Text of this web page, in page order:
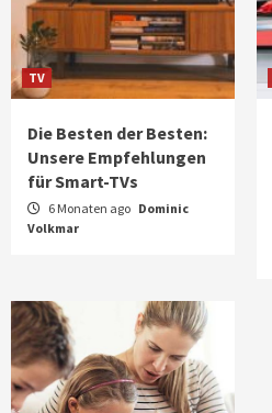
TV
Die Besten der Besten:
Unsere Empfehlungen
für Smart-TVs
6 Monaten ago Dominic
Volkmar